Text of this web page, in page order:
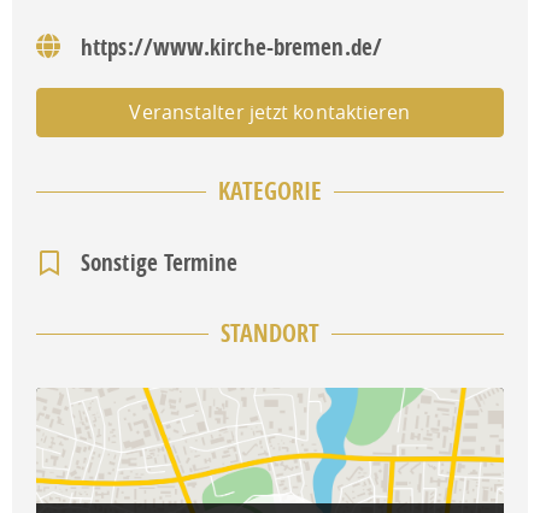
https://www.kirche-bremen.de/
Veranstalter jetzt kontaktieren
KATEGORIE
Sonstige Termine
STANDORT